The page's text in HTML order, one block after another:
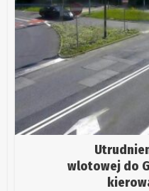
wlotowej do